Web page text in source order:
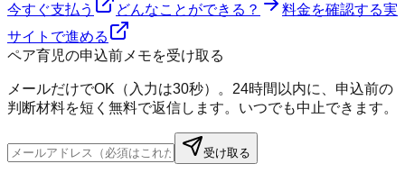
今すぐ支払う どんなことができる？ 料金を確認する実
サイトで進める
ペア育児の申込前メモを受け取る
メールだけでOK（入力は30秒）。24時間以内に、申込前の
判断材料を短く無料で返信します。いつでも中止できます。
受け取る